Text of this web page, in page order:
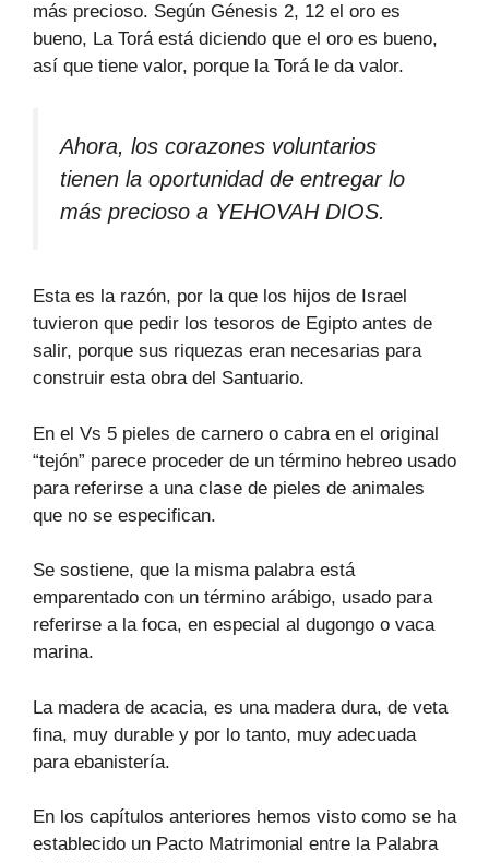
más precioso. Según Génesis 2, 12 el oro es
bueno, La Torá está diciendo que el oro es bueno,
así que tiene valor, porque la Torá le da valor.
Ahora, los corazones voluntarios
tienen la oportunidad de entregar lo
más precioso a YEHOVAH DIOS.
Esta es la razón, por la que los hijos de Israel
tuvieron que pedir los tesoros de Egipto antes de
salir, porque sus riquezas eran necesarias para
construir esta obra del Santuario.
En el Vs 5 pieles de carnero o cabra en el original
“tejón” parece proceder de un término hebreo usado
para referirse a una clase de pieles de animales
que no se especifican.
Se sostiene, que la misma palabra está
emparentado con un término arábigo, usado para
referirse a la foca, en especial al dugongo o vaca
marina.
La madera de acacia, es una madera dura, de veta
fina, muy durable y por lo tanto, muy adecuada
para ebanistería.
En los capítulos anteriores hemos visto como se ha
establecido un Pacto Matrimonial entre la Palabra